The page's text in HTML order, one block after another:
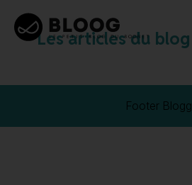
Les articles du blog
Footer Blogg